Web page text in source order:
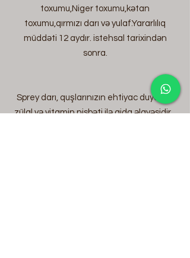
toxumu,Niger toxumu,kətan
toxumu,qırmızı darı və yulaf.Yararlılıq
müddəti 12 aydır. istehsal tarixindən
sonra.
Sprey darı, quşlarınızın ehtiyac duyduğu
zülal və vitamin nisbəti ilə qida əlavəsidir.